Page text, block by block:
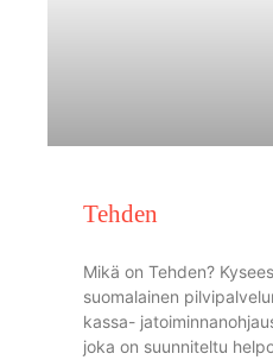
Tehden
Mikä on Tehden?
suomalainen
kassa-
joka on suunniteltu